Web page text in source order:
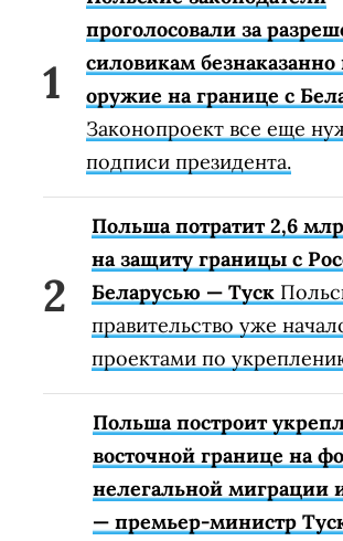
проголосовали за
силовикам
оружие на границе с
Законопроект все еще
подписи президента.
Польша потратит 2,6
на защиту границы с
Беларусью — Туск
правительство уже
проектами по
Польша построит
восточной границе на
нелегальной миграции
— премьер-министр